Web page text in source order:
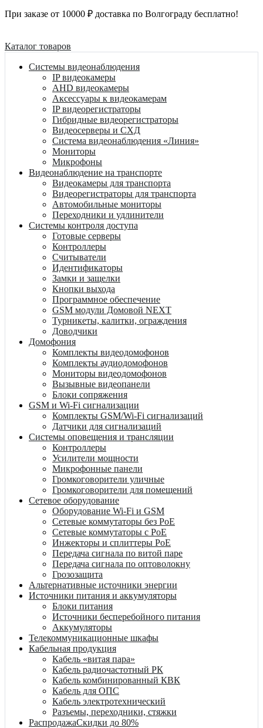
При заказе от 10000 ₽ доставка по Волгограду бесплатно!
Каталог товаров
Системы видеонаблюдения
IP видеокамеры
AHD видеокамеры
Аксессуары к видеокамерам
IP видеорегистраторы
Гибридные видеорегистраторы
Видеосерверы и СХД
Система видеонаблюдения «Линия»
Мониторы
Микрофоны
Видеонаблюдение на транспорте
Видеокамеры для транспорта
Видеорегистраторы для транспорта
Автомобильные мониторы
Переходники и удлинители
Системы контроля доступа
Готовые серверы
Контроллеры
Считыватели
Идентификаторы
Замки и защелки
Кнопки выхода
Программное обеспечение
GSM модули Домовой NEXT
Турникеты, калитки, ограждения
Доводчики
Домофония
Комплекты видеодомофонов
Комплекты аудиодомофонов
Мониторы видеодомофонов
Вызывные видеопанели
Блоки сопряжения
GSM и Wi-Fi сигнализации
Комплекты GSM/Wi-Fi сигнализаций
Датчики для сигнализаций
Системы оповещения и трансляции
Контроллеры
Усилители мощности
Микрофонные панели
Громкоговорители уличные
Громкоговорители для помещений
Сетевое оборудование
Оборудование Wi-Fi и GSM
Сетевые коммутаторы без PoE
Сетевые коммутаторы с PoE
Инжекторы и сплиттеры PoE
Передача сигнала по витой паре
Передача сигнала по оптоволокну
Грозозащита
Альтернативные источники энергии
Источники питания и аккумуляторы
Блоки питания
Источники бесперебойного питания
Аккумуляторы
Телекоммуникационные шкафы
Кабельная продукция
Кабель «витая пара»
Кабель радиочастотный РК
Кабель комбинированный КВК
Кабель для ОПС
Кабель электротехнический
Разъемы, переходники, стяжки
РаспродажаСкидки до 80%